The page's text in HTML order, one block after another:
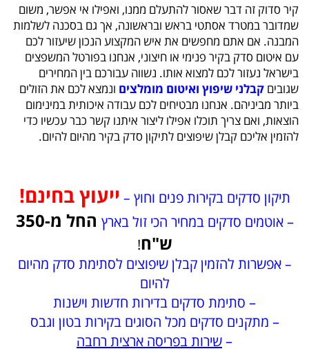
קיר סדוק זה דבר שאסור להתעלם ממנו, ואפילו אי אפשר, משום
שמדובר במטרד אסתטי בראש ובראשונה, אך גם בסכנה לשלמות
המבנה. אם אתם מחפשים את איש המקצוע הנכון שיעזור לכם
עם איטום סדק בקיר פנימי או חיצוני, אנחנו בפורטל המשפצים
בישראל נעזור לכם למצוא אותו. נשווה עבורכם בין המחירים
שגובים קבלני שיפוץ ואיטום מומלצים ונמצא לכם את הזולים
ביותר מביניהם. אנחנו מבטיחים לכם עבודה איכותית במינימום
הוצאות, ואם צריך תוכלו אפילו ליצור איתנו קשר כבר עכשיו כדי
להזמין אליכם קבלן שיפוצים לתיקון סדק בקיר מהיום להיום.
תיקון סדקים בקירות פנים וחוץ – ייעוץ בחינם!
– אוטמים סדקיםבמחיר הכי זול בארץ
החל מ-350
ש"ח!
– אפשרות להזמין קבלן שיפוצים לסתימת סדק מהיום
להיום
– סתימת סדקים בדירות חדשות וישנות
– מתקנים סדקים מכל הסוגים בקירות בטון וגבס
–שירות בפריסה ארצית רחבה